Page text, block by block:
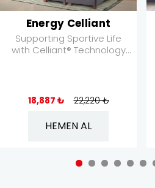
Energy Celliant
Supporting Sportive Life
with Celliant® Technology
18,887 ₺ 22,220 ₺
HEMEN AL